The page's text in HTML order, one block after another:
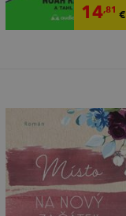
14,81 €